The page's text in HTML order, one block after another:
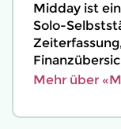
Midday ist
Solo-
Mehr über